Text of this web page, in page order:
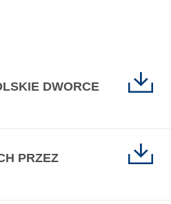
DWORCE
PRZEZ